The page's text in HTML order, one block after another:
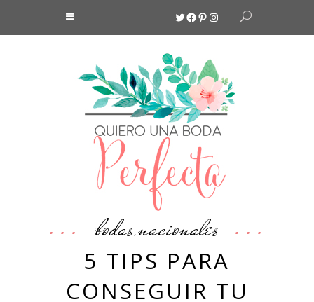
Twitter
Facebook
Pinterest
Instagram
bodas,nacionales
5 TIPS PARA
CONSEGUIR TU